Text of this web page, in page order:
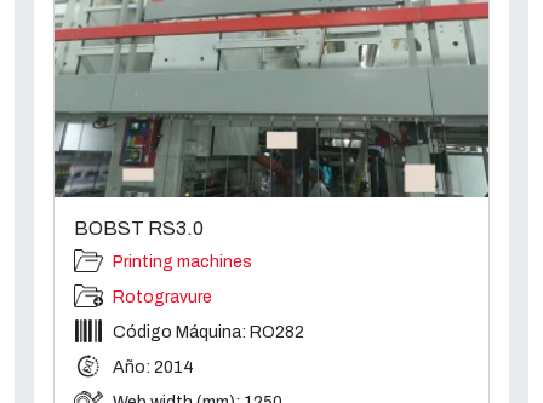
BOBST RS3.0
Printing machines
Rotogravure
Código Máquina: RO282
Año: 2014